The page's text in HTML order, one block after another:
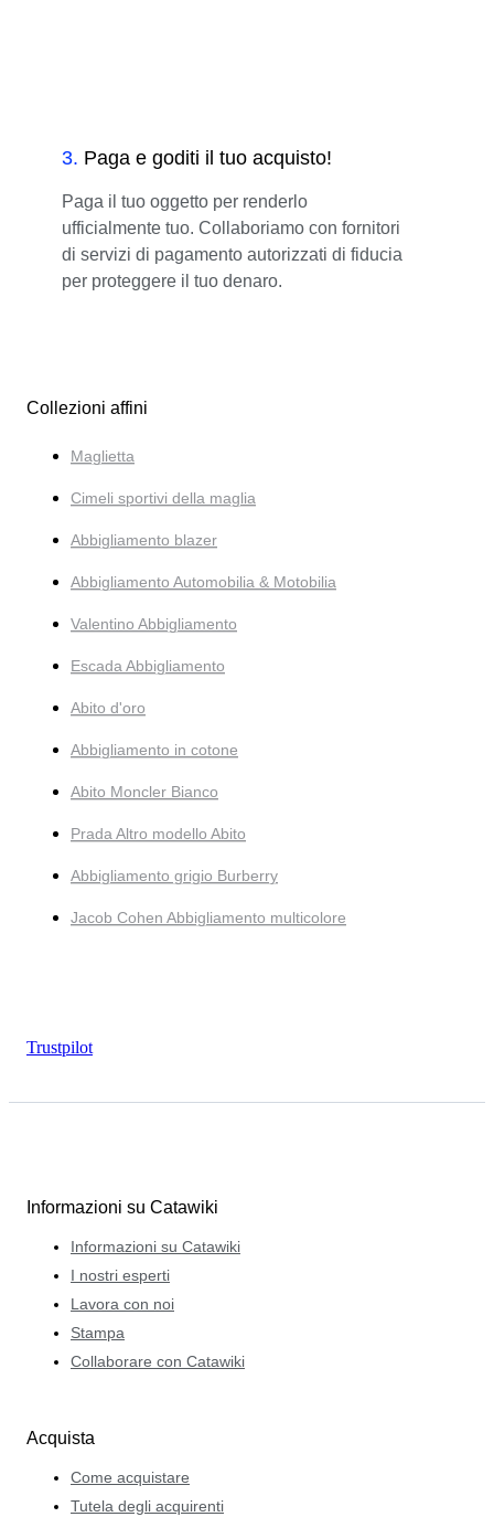
3. Paga e goditi il tuo acquisto!
Paga il tuo oggetto per renderlo
ufficialmente tuo. Collaboriamo con fornitori
di servizi di pagamento autorizzati di fiducia
per proteggere il tuo denaro.
Collezioni affini
Maglietta
Cimeli sportivi della maglia
Abbigliamento blazer
Abbigliamento Automobilia & Motobilia
Valentino Abbigliamento
Escada Abbigliamento
Abito d'oro
Abbigliamento in cotone
Abito Moncler Bianco
Prada Altro modello Abito
Abbigliamento grigio Burberry
Jacob Cohen Abbigliamento multicolore
Trustpilot
Informazioni su Catawiki
Informazioni su Catawiki
I nostri esperti
Lavora con noi
Stampa
Collaborare con Catawiki
Acquista
Come acquistare
Tutela degli acquirenti